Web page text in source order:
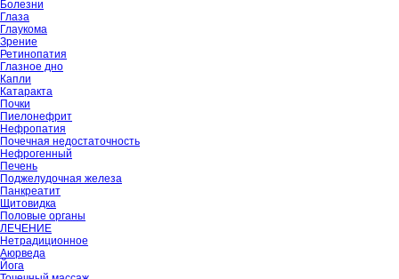
Болезни
Глаза
Глаукома
Зрение
Ретинопатия
Глазное дно
Капли
Катаракта
Почки
Пиелонефрит
Нефропатия
Почечная недостаточность
Нефрогенный
Печень
Поджелудочная железа
Панкреатит
Щитовидка
Половые органы
ЛЕЧЕНИЕ
Нетрадиционное
Аюрведа
Йога